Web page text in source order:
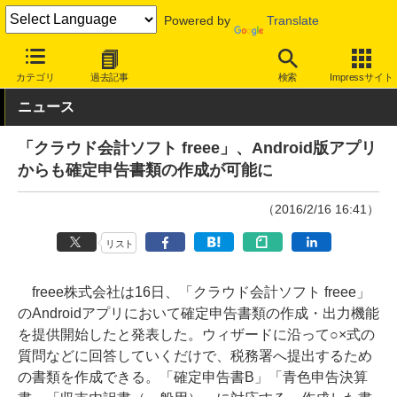
Powered by Translate
カテゴリ 過去記事 検索 Impressサイト
INTERNET Watch サービス/ソフト ソフトウェア 会計・業務
ニュース
「クラウド会計ソフト freee」、Android版アプリ
からも確定申告書類の作成が可能に
（2016/2/16 16:41）
リスト
freee株式会社は16日、「クラウド会計ソフト freee」
のAndroidアプリにおいて確定申告書類の作成・出力機能
を提供開始したと発表した。ウィザードに沿って○×式の
質問などに回答していくだけで、税務署へ提出するため
の書類を作成できる。「確定申告書B」「青色申告決算